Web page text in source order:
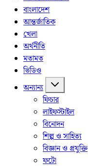
বাংলাদেশ
আন্তর্জাতিক
খেলা
অর্থনীতি
মতামত
ভিডিও
অন্যান্য
ফিচার
লাইফস্টাইল
বিনোদন
শিল্প ও সাহিত্য
বিজ্ঞান ও প্রযুক্তি
ফটো